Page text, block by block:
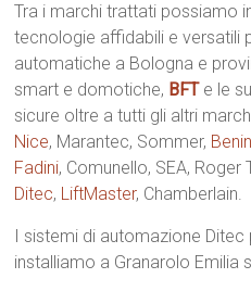
Tra i marchi trattati possiamo
tecnologie affidabili e versatili
automatiche a Bologna e
smart e domotiche, BFT e le
sicure oltre a tutti gli altri
Nice, Marantec, Sommer,
Fadini, Comunello, SEA,
Ditec, LiftMaster, Chamberlain.
I sistemi di automazione
installiamo a Granarolo Emilia